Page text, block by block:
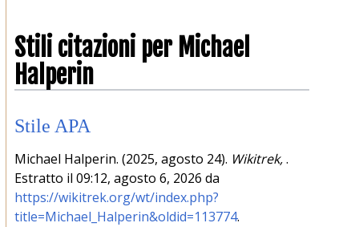
Stili citazioni per Michael
Halperin
Stile APA
Michael Halperin. (2025, agosto 24). Wikitrek,.
Estratto il 09:12, agosto 6, 2026 da
https://wikitrek.org/wt/index.php?
title=Michael_Halperin&oldid=113774.